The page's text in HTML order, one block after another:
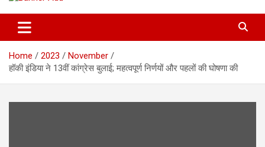
Home 2023
November
हॉकी इंडिया ने 13वीं कांग्रेस बुलाई; महत्वपूर्ण निर्णयों और पहलों की घोषणा की